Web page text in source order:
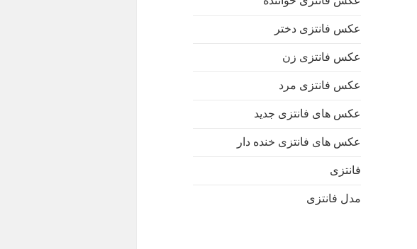
عکس فانتزی دختر
عکس فانتزی زن
عکس فانتزی مرد
عکس های فانتزی جدید
عکس های فانتزی خنده دار
فانتزی
مدل فانتزی